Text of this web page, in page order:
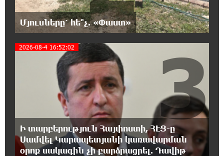
զարգացումների, Գյուղացիներին
վերաբերող առաջնային հարցերի մասին՝
գյուղտեխնիկայից մինչև անվճար երթուղի. Անդրանիկ
Գևորգյան
18:25:05 7-08-2026
Թուրքական ապրանքանիշը դադարեցնում է
գործունեությունը Ռուսաստանում
18:08:44 7-08-2026
Դանակահարություն՝ Մասիսի
գազալցակայաններից մեկի մոտ.
կասկածյալը ձերբակալվել է
Մյուսները՝ հե՞չ. «Փաստ»
2026-08-4 16:52:02
Ի տարբերություն Հայփոստի, ՀԷՑ-ը
Սամվել Կարապետյանի կառավարման
օրոք սակագին չի բարձրացրել. Դավիթ
3